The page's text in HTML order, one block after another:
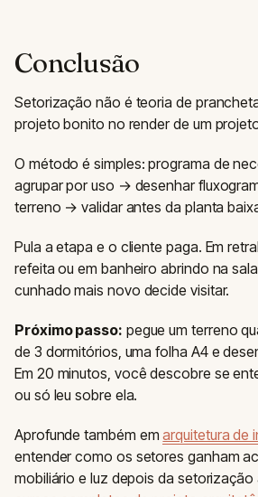
Conclusão
Setorização não é teoria de
projeto bonito no render de um
O método é simples: programa de
agrupar por uso → desenhar
terreno → validar antes da planta
Pula a etapa e o cliente paga. Em
refeita ou em banheiro abrindo na
cunhado mais novo decide visitar.
Próximo passo: pegue um terreno
de 3 dormitórios, uma folha A4 e
Em 20 minutos, você descobre se
ou só leu sobre ela.
Aprofunde também emarquitetura de
entender como os setores ganham
mobiliário e luz depois da